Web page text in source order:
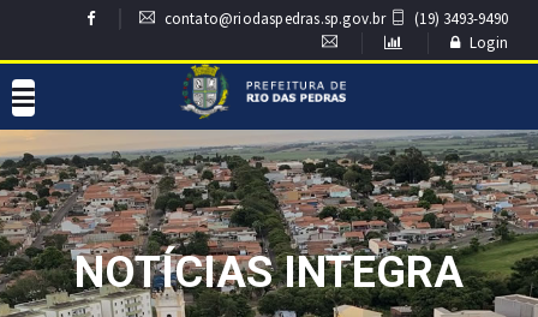
contato@riodaspedras.sp.gov.br
(19) 3493-9490
Login
NOTÍCIAS INTEGRA